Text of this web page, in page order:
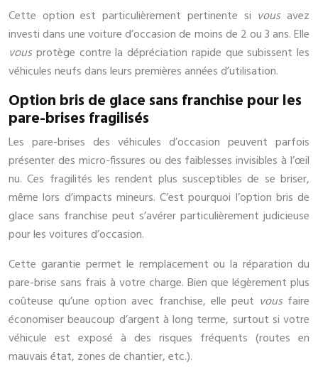
Cette option est particulièrement pertinente si vousavez
investi dans une voiture d’occasion de moins de 2 ou 3 ans. Elle
vousprotège contre la dépréciation rapide que subissent les
véhicules neufs dans leurs premières années d’utilisation.
Option bris de glace sans franchise pour les
pare-brises fragilisés
Les pare-brises des véhicules d’occasion peuvent parfois
présenter des micro-fissures ou des faiblesses invisibles à l’œil
nu. Ces fragilités les rendent plus susceptibles de se briser,
même lors d’impacts mineurs. C’est pourquoi l’option bris de
glace sans franchise peut s’avérer particulièrement judicieuse
pour les voitures d’occasion.
Cette garantie permet le remplacement ou la réparation du
pare-brise sans frais à votre charge. Bien que légèrement plus
coûteuse qu’une option avec franchise, elle peut vous faire
économiser beaucoup d’argent à long terme, surtout si votre
véhicule est exposé à des risques fréquents (routes en
mauvais état, zones de chantier, etc.).